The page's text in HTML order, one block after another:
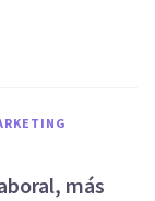
más